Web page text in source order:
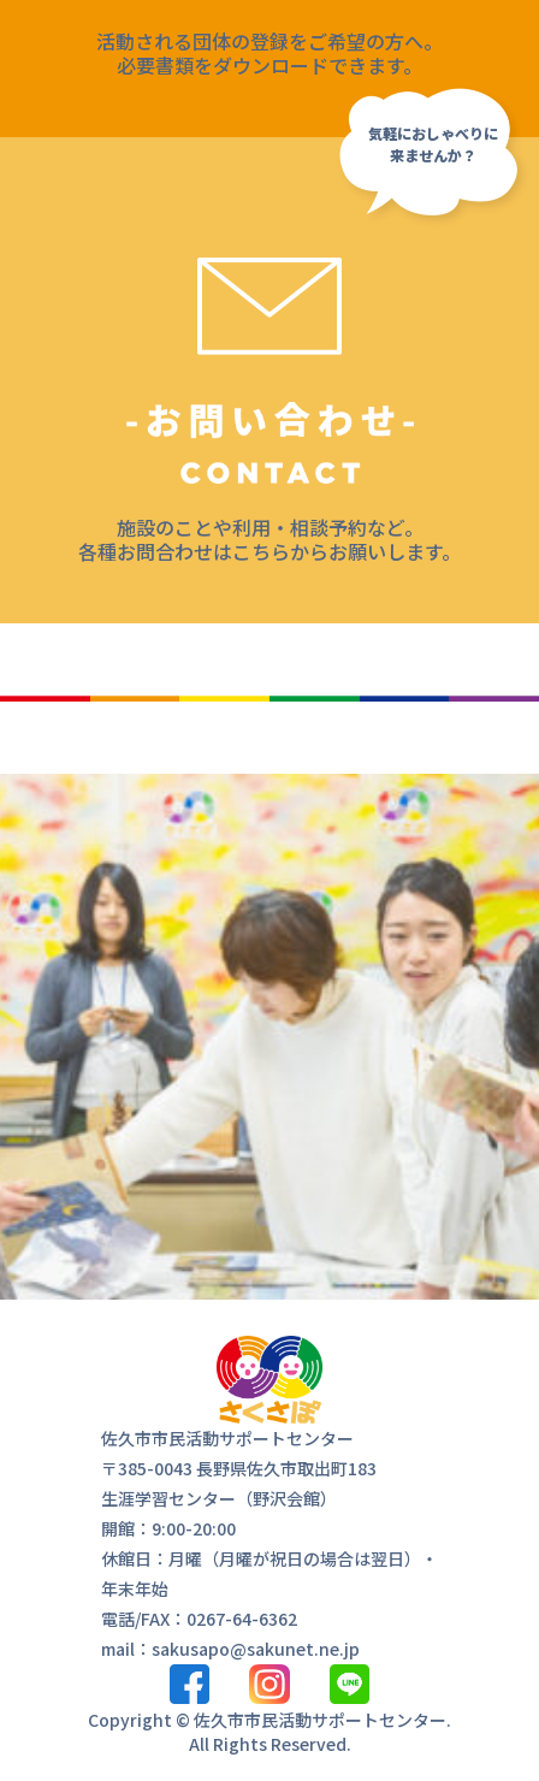
活動される団体の登録をご希望の方へ。
必要書類をダウンロードできます。
施設のことや利用・相談予約など。
各種お問合わせはこちらからお願いします。
佐久市市民活動サポートセンター
〒385-0043 長野県佐久市取出町183
生涯学習センター（野沢会館）
開館：9:00-20:00
休館日：月曜（月曜が祝日の場合は翌日）・
年末年始
電話/FAX：0267-64-6362
mail：sakusapo@sakunet.ne.jp
Copyright © 佐久市市民活動サポートセンター.
All Rights Reserved.